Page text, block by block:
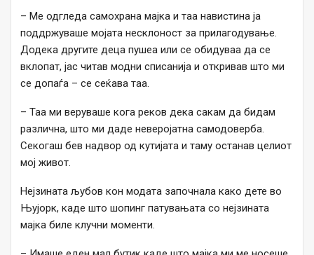
– Ме одгледа самохрана мајка и таа навистина ја
поддржуваше мојата несклоност за прилагодување.
Додека другите деца пушеа или се обидуваа да се
вклопат, јас читав модни списанија и откривав што ми
се допаѓа – се сеќава таа.
– Таа ми веруваше кога реков дека сакам да бидам
различна, што ми даде неверојатна самодоверба.
Секогаш бев надвор од кутијата и таму останав целиот
мој живот.
Нејзината љубов кон модата започнала како дете во
Њујорк, каде што шопинг патувањата со нејзината
мајка биле клучни моменти.